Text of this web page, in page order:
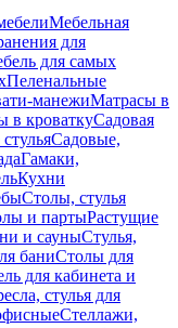
Мебельная
для
для самых
Пеленальные
манежиМатрасы в
в кроваткуСадовая
Садовые,
Гамаки,
Кухни
Столы, стулья
и партыРастущие
и сауныСтулья,
баниСтолы для
для кабинета и
стулья для
Стеллажи,